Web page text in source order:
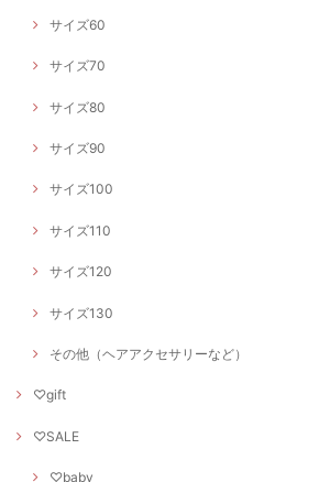
サイズ60
サイズ70
サイズ80
サイズ90
サイズ100
サイズ110
サイズ120
サイズ130
その他（ヘアアクセサリーなど）
♡gift
♡SALE
♡baby